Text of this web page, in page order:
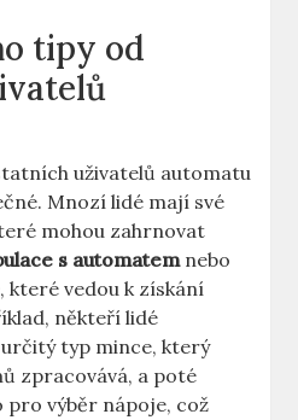
tipy od
uživatelů automatu
Mnozí lidé mají své
mohou zahrnovat
s automatemnebo
které vedou k získání
někteří lidé
typ mince, který
zpracovává, a poté
výběr nápoje, což